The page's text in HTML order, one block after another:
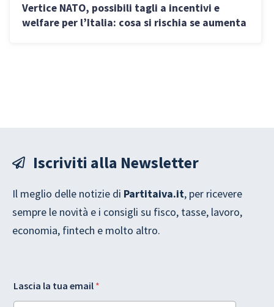
Vertice NATO, possibili tagli a incentivi e
welfare per l’Italia: cosa si rischia se aumenta
Iscriviti alla Newsletter
Il meglio delle notizie di Partitaiva.it, per ricevere
sempre le novità e i consigli su fisco, tasse, lavoro,
economia, fintech e molto altro.
u
a
D
P
Lascia la tua email *